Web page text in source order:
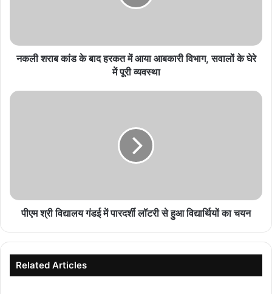
आबकारी
विभाग,
घेरे
नकली शराब कांड के बाद हरकत में आया आबकारी विभाग, सवालों के घेरे
में पूरी व्यवस्था
पीएम
हुआ
विद्यार्थियों
पीएम श्री विद्यालय गंडई में पारदर्शी लॉटरी से हुआ विद्यार्थियों का चयन
Related Articles